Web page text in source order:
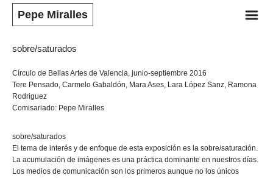
Pepe Miralles m
sobre/saturados
Círculo de Bellas Artes de Valencia, junio-septiembre 2016
Tere Pensado, Carmelo Gabaldón, Mara Ases, Lara López Sanz, Ramona
Rodriguez
Comisariado: Pepe Miralles
sobre/saturados
El tema de interés y de enfoque de esta exposición es la sobre/saturación.
La acumulación de imágenes es una práctica dominante en nuestros días.
Los medios de comunicación son los primeros aunque no los únicos